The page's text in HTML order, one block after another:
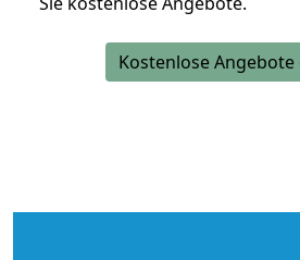
Kostenlose